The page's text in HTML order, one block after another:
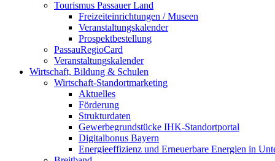
Tourismus Passauer Land
Freizeiteinrichtungen / Museen
Veranstaltungskalender
Prospektbestellung
PassauRegioCard
Veranstaltungskalender
Wirtschaft, Bildung & Schulen
Wirtschaft-Standortmarketing
Aktuelles
Förderung
Strukturdaten
Gewerbegrundstücke IHK-Standortportal
Digitalbonus Bayern
Energieeffizienz und Erneuerbare Energien in